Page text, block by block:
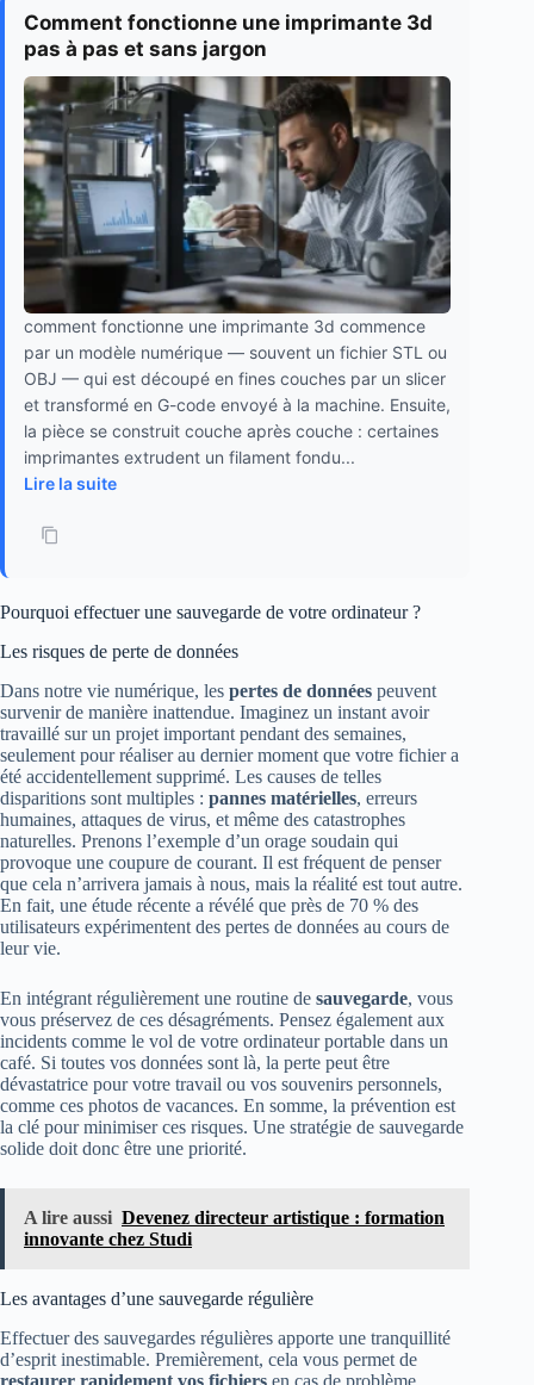
Comment fonctionne une imprimante 3d
pas à pas et sans jargon
comment fonctionne une imprimante 3d commence
par un modèle numérique — souvent un fichier STL ou
OBJ — qui est découpé en fines couches par un slicer
et transformé en G-code envoyé à la machine. Ensuite,
la pièce se construit couche après couche : certaines
imprimantes extrudent un filament fondu...
Lire la suite
Pourquoi effectuer une sauvegarde de votre ordinateur ?
Les risques de perte de données
Dans notre vie numérique, les pertes de données peuvent
survenir de manière inattendue. Imaginez un instant avoir
travaillé sur un projet important pendant des semaines,
seulement pour réaliser au dernier moment que votre fichier a
été accidentellement supprimé. Les causes de telles
disparitions sont multiples : pannes matérielles, erreurs
humaines, attaques de virus, et même des catastrophes
naturelles. Prenons l’exemple d’un orage soudain qui
provoque une coupure de courant. Il est fréquent de penser
que cela n’arrivera jamais à nous, mais la réalité est tout autre.
En fait, une étude récente a révélé que près de 70 % des
utilisateurs expérimentent des pertes de données au cours de
leur vie.
En intégrant régulièrement une routine de sauvegarde, vous
vous préservez de ces désagréments. Pensez également aux
incidents comme le vol de votre ordinateur portable dans un
café. Si toutes vos données sont là, la perte peut être
dévastatrice pour votre travail ou vos souvenirs personnels,
comme ces photos de vacances. En somme, la prévention est
la clé pour minimiser ces risques. Une stratégie de sauvegarde
solide doit donc être une priorité.
A lire aussi Devenez directeur artistique : formation
innovante chez Studi
Les avantages d’une sauvegarde régulière
Effectuer des sauvegardes régulières apporte une tranquillité
d’esprit inestimable. Premièrement, cela vous permet de
restaurer rapidement vos fichiers en cas de problème.